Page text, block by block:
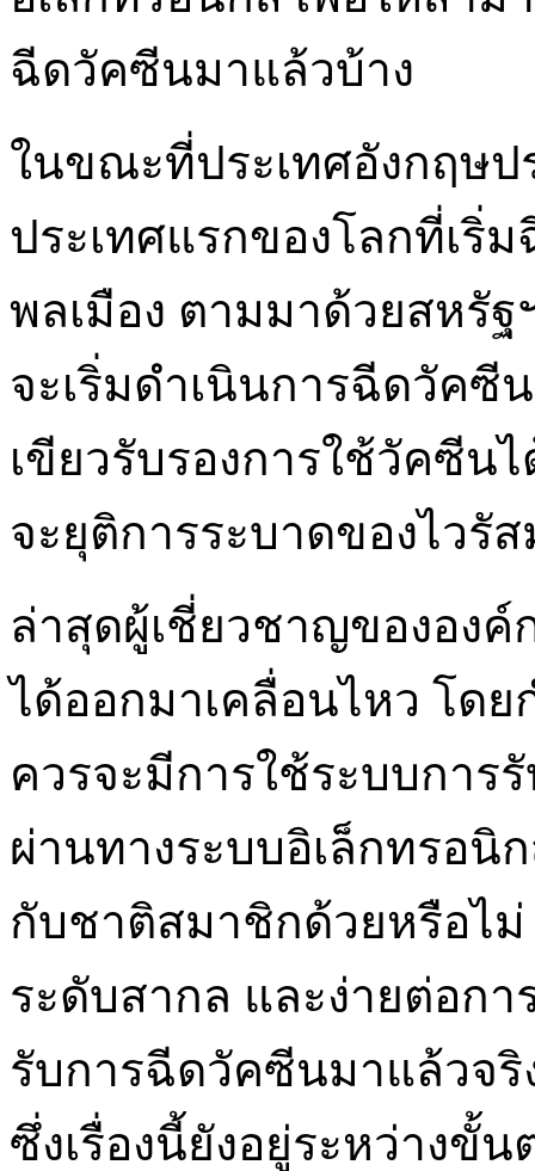
ฉีดวัคซีนมาแล้วบ้าง
ในขณะที่ประเทศอังกฤษป
ประเทศแรกของโลกที่เริ่
พลเมือง ตามมาด้วยสหรั
จะเริ่มดำเนินการฉีดวัคซี
เขียวรับรองการใช้วัคซีน
จะยุติการระบาดของไว
ล่าสุดผู้เชี่ยวชาญขององ
ได้ออกมาเคลื่อนไหว โด
ควรจะมีการใช้ระบบการ
ผ่านทางระบบอิเล็กทรอนิก
กับชาติสมาชิกด้วยหรือไม่
ระดับสากล และง่ายต่อก
รับการฉีดวัคซีนมาแล้วจริ
ซึ่งเรื่องนี้ยังอยู่ระหว่างขั้